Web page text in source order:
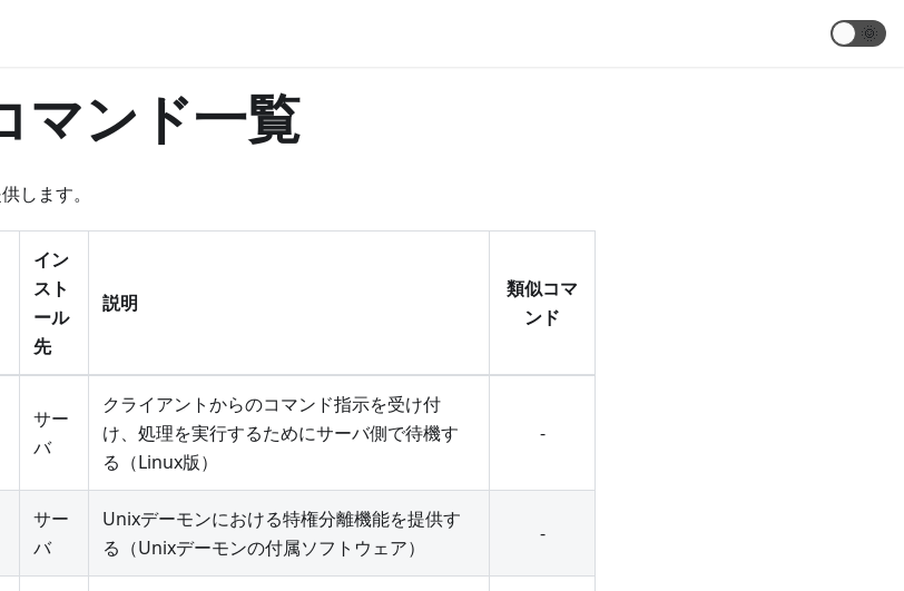
🌞
マンド一覧
します。
イン
スト
ール
先
説明
類似コマ
ンド
サー
バ
クライアントからのコマンド指示を受け付
け、処理を実行するためにサーバ側で待機す
る（Linux版）
-
サー
バ
Unixデーモンにおける特権分離機能を提供す
る（Unixデーモンの付属ソフトウェア）
-